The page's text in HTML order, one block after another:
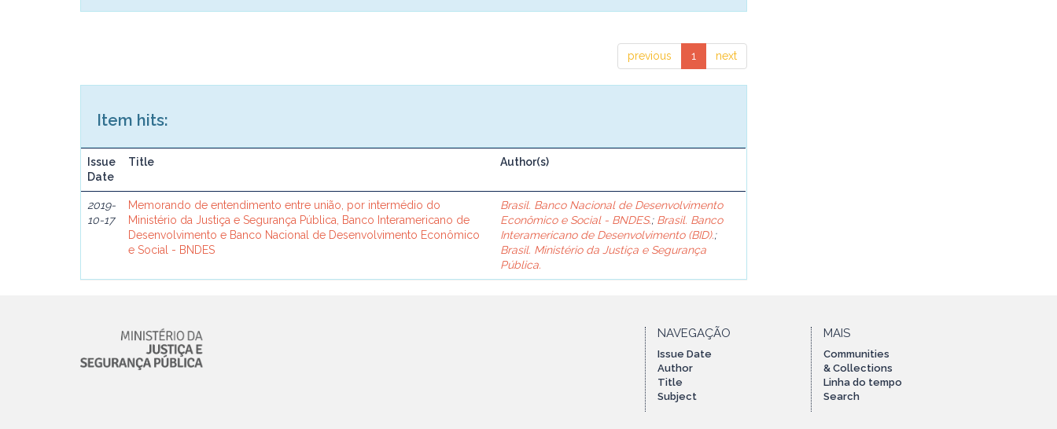
previous 1 next
Item hits:
Issue
Date
Title Author(s)
2019-
10-17
Memorando de entendimento entre união, por intermédio do
Ministério da Justiça e Segurança Pública, Banco Interamericano de
Desenvolvimento e Banco Nacional de Desenvolvimento Econômico
e Social - BNDES
Brasil. Banco Nacional de Desenvolvimento
Econômico e Social - BNDES.; Brasil. Banco
Interamericano de Desenvolvimento (BID).;
Brasil. Ministério da Justiça e Segurança
Pública.
NAVEGAÇÃO
Issue Date
Author
Title
Subject
MAIS
Communities
& Collections
Linha do tempo
Search